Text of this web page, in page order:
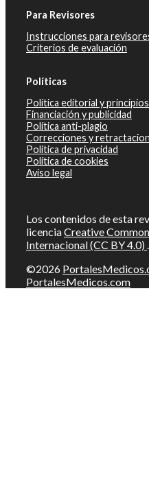
Para Revisores
Instrucciones para
Criterios de evaluación
Políticas
Política editorial y
Financiación y publicidad
Política anti-plagio
Correcciones y
Política de privacidad
Política de cookies
Aviso legal
Los contenidos de esta
licenciaCreative
Internacional (CC BY 4.0) .
©2026
PortalesMedicos.com